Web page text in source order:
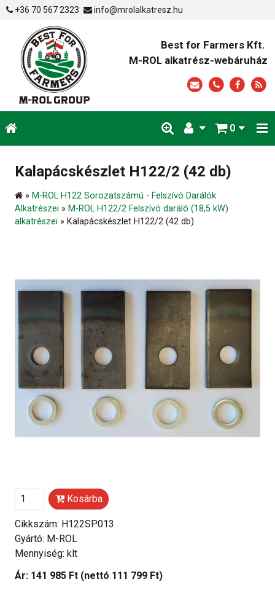
+36 70 567 2323 info@mrolalkatresz.hu
Best for Farmers Kft.
M-ROL alkatrész-webáruház
0
Kalapácskészlet H122/2 (42 db)
» M-ROL H122 Sorozatszámú - Felszívó Darálók
Alkatrészei » M-ROL H122/2 Felszívó daráló (18,5 kW)
alkatrészei » Kalapácskészlet H122/2 (42 db)
Kosárba
Cikkszám: H122SP013
Gyártó: M-ROL
Mennyiség: klt
Ár: 141 985 Ft (nettó 111 799 Ft)